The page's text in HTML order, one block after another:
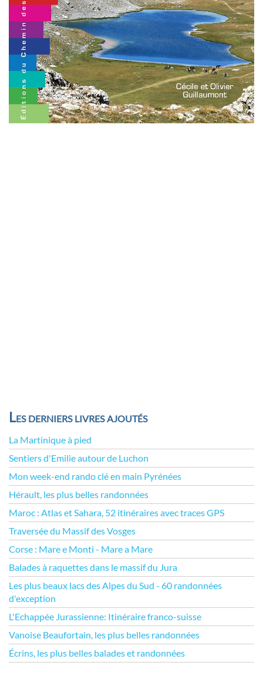
Les derniers livres ajoutés
La Martinique à pied
Sentiers d'Emilie autour de Luchon
Mon week-end rando clé en main Pyrénées
Hérault, les plus belles randonnées
Maroc : Atlas et Sahara, 52 itinéraires avec traces GPS
Traversée du Massif des Vosges
Corse : Mare e Monti - Mare a Mare
Balades à raquettes dans le massif du Jura
Les plus beaux lacs des Alpes du Sud - 60 randonnées
d'exception
L'Echappée Jurassienne: Itinéraire franco-suisse
Vanoise Beaufortain, les plus belles randonnées
Écrins, les plus belles balades et randonnées